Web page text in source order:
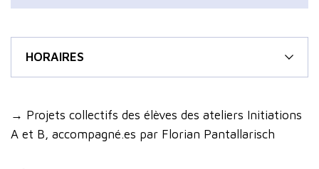
HORAIRES
→ Projets collectifs des élèves des ateliers Initiations
A et B, accompagné.es par Florian Pantallarisch